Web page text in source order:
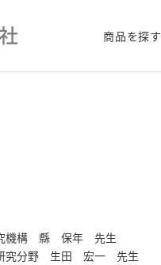
商品を探す
究機構 縣 保年 先生
研究分野 生田 宏一 先生